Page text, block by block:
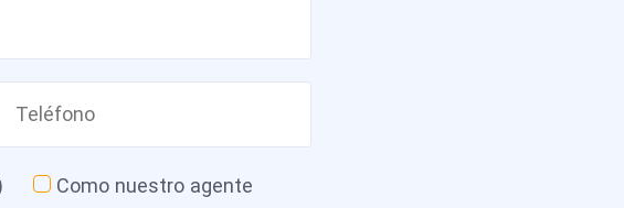
Como nuestro agente